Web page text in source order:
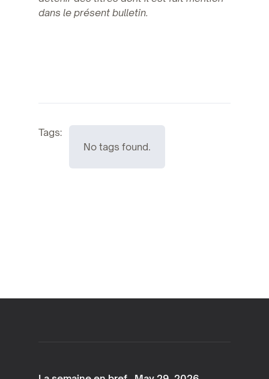
dans le présent bulletin.
Tags:
No tags found.